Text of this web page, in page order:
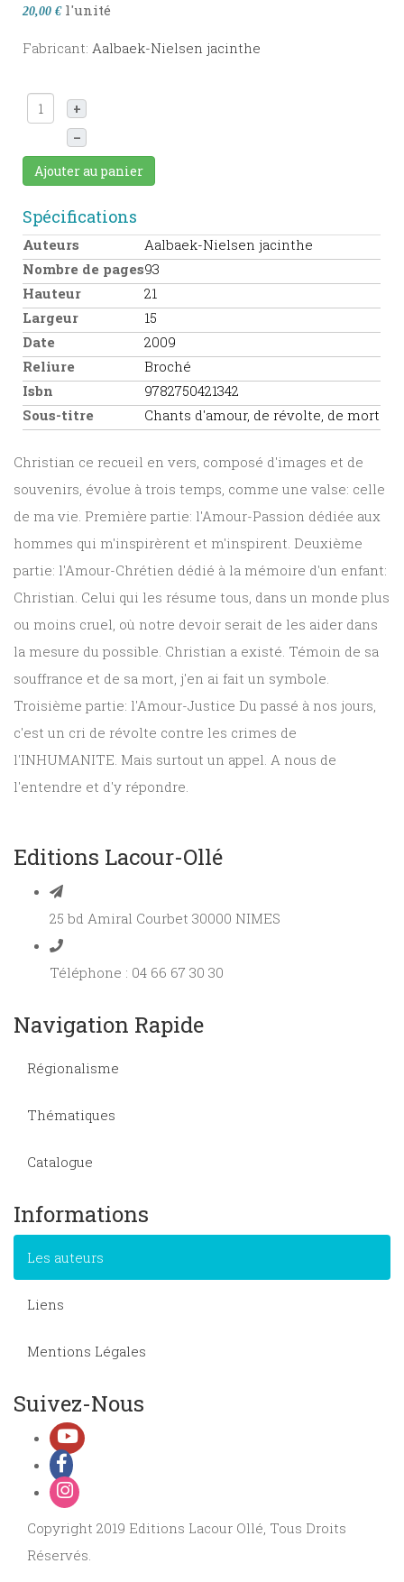
20,00 € l'unité
Fabricant: Aalbaek-Nielsen jacinthe
+
–
Ajouter au panier
Spécifications
Auteurs
Aalbaek-Nielsen jacinthe
Nombre de pages93
Hauteur
21
Largeur
15
Date
2009
Reliure
Broché
Isbn
9782750421342
Sous-titre
Chants d'amour, de révolte, de mort
Christian ce recueil en vers, composé d'images et de
souvenirs, évolue à trois temps, comme une valse: celle
de ma vie. Première partie: l'Amour-Passion dédiée aux
hommes qui m'inspirèrent et m'inspirent. Deuxième
partie: l'Amour-Chrétien dédié à la mémoire d'un enfant:
Christian. Celui qui les résume tous, dans un monde plus
ou moins cruel, où notre devoir serait de les aider dans
la mesure du possible. Christian a existé. Témoin de sa
souffrance et de sa mort, j'en ai fait un symbole.
Troisième partie: l'Amour-Justice Du passé à nos jours,
c'est un cri de révolte contre les crimes de
l'INHUMANITE. Mais surtout un appel. A nous de
l'entendre et d'y répondre.
Editions Lacour-Ollé
25 bd Amiral Courbet 30000 NIMES
Téléphone : 04 66 67 30 30
Navigation Rapide
Régionalisme
Thématiques
Catalogue
Informations
Les auteurs
Liens
Mentions Légales
Suivez-Nous
Copyright 2019 Editions Lacour Ollé, Tous Droits
Réservés.